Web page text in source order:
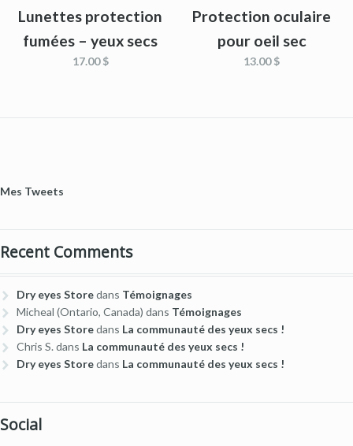
Lunettes protection
fumées – yeux secs
17.00 $
Protection oculaire
pour oeil sec
13.00 $
Mes Tweets
Recent Comments
Dry eyes Storedans Témoignages
Micheal (Ontario, Canada) dans Témoignages
Dry eyes Storedans La communauté des yeux secs !
Chris S. dans La communauté des yeux secs !
Dry eyes Storedans La communauté des yeux secs !
Social